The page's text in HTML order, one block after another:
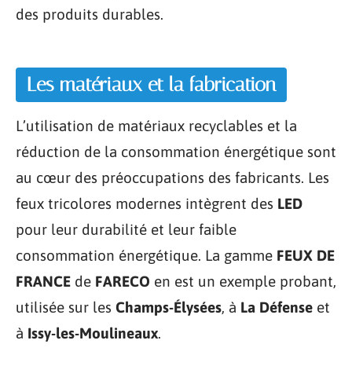
des produits durables.
Les matériaux et la fabrication
L’utilisation de matériaux recyclables et la
réduction de la consommation énergétique sont
au cœur des préoccupations des fabricants. Les
feux tricolores modernes intègrent des LED
pour leur durabilité et leur faible
consommation énergétique. La gamme FEUX DE
FRANCE de FARECO en est un exemple probant,
utilisée sur les Champs-Élysées, à La Défense et
à Issy-les-Moulineaux.